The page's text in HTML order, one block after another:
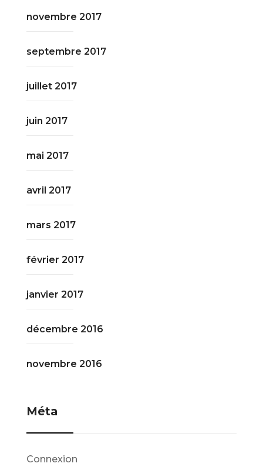
novembre 2017
septembre 2017
juillet 2017
juin 2017
mai 2017
avril 2017
mars 2017
février 2017
janvier 2017
décembre 2016
novembre 2016
Méta
Connexion